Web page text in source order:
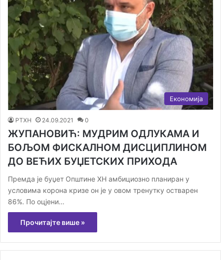
Економија
РТХН 24.09.2021 0
ЖУПАНОВИЋ: МУДРИМ ОДЛУКАМА И
БОЉОМ ФИСКАЛНОМ ДИСЦИПЛИНОМ
ДО ВЕЋИХ БУЏЕТСКИХ ПРИХОДА
Премда је буџет Општине ХН амбициозно планиран у
условима корона кризе он је у овом тренутку остварен
86%. По оцјени…
Прочитајте више »